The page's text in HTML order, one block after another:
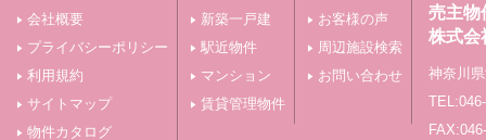
会社概要
プライバシーポリシー
利用規約
サイトマップ
物件カタログ
新築一戸建
駅近物件
マンション
賃貸管理物件
お客様の声
周辺施設検索
お問い合わせ
売主物
株式会
神奈川